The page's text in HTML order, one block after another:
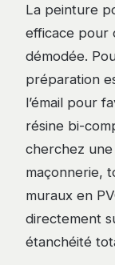
La peinture
efficace pour
démodée.
préparation
l’émail pour
résine bi-
cherchez
maçonnerie,
muraux en
directement
étanchéité